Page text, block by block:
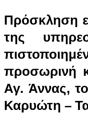
Πρόσκληση
της
προσωρινή
Αγ. Άννας,
Καρυώτη –